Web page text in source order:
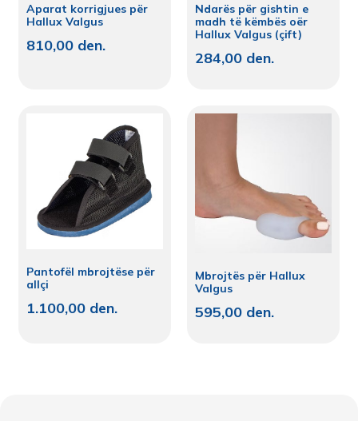
Aparat korrigjues për
Hallux Valgus
810,00 den.
Ndarës për gishtin e
madh të këmbës oër
Hallux Valgus (çift)
284,00 den.
Pantofël mbrojtëse për
allçi
1.100,00 den.
Mbrojtës për Hallux
Valgus
595,00 den.